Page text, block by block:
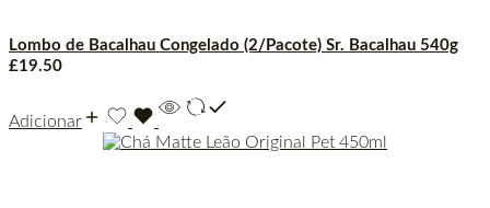
Lombo de Bacalhau Congelado (2/Pacote) Sr. Bacalhau 540g
£19.50
Adicionar